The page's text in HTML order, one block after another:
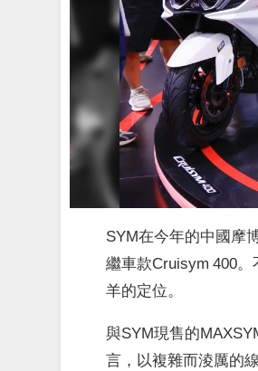
SYM在今年的中國摩
繼車款Cruisym 400
羊的定位。
與SYM現售的
言，以複雜而淩厲的